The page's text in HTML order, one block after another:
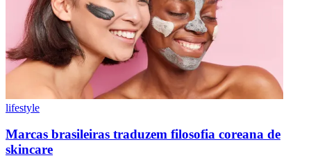
lifestyle
Marcas brasileiras traduzem filosofia coreana de
skincare